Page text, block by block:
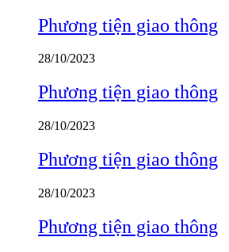
Phương tiện giao thông
28/10/2023
Phương tiện giao thông
28/10/2023
Phương tiện giao thông
28/10/2023
Phương tiện giao thông